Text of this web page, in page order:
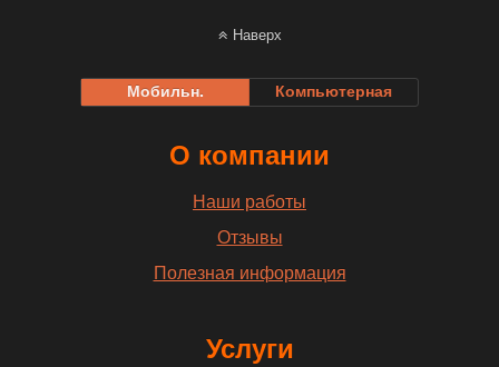
Наверх
Мобильн. Компьютерная
О компании
Наши работы
Отзывы
Полезная информация
Услуги